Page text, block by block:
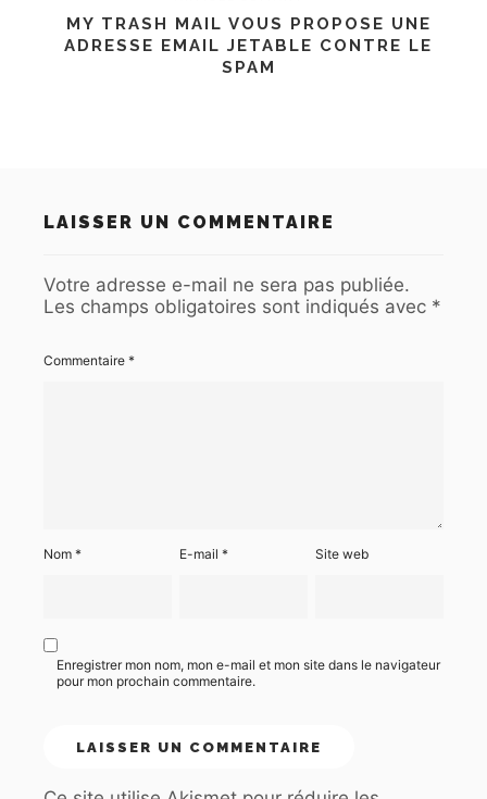
MY TRASH MAIL VOUS PROPOSE UNE
ADRESSE EMAIL JETABLE CONTRE LE
SPAM
LAISSER UN COMMENTAIRE
Votre adresse e-mail ne sera pas publiée.
Les champs obligatoires sont indiqués avec *
Commentaire *
Nom * E-mail* Site web
Enregistrer mon nom, mon e-mail et mon site dans le navigateur
pour mon prochain commentaire.